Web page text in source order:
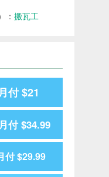
： 搬瓦工
付 $21
付 $34.99
付 $29.99